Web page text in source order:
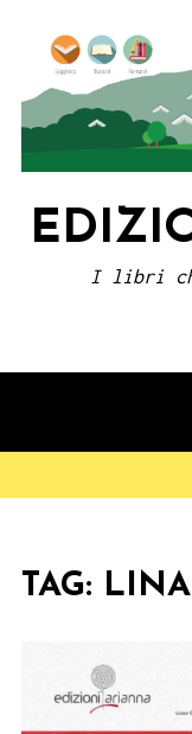
content
I libri
TAG: